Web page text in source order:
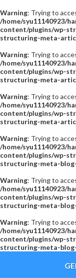
Warning: Trying to
/home/syu11140923/
content/plugins/wp-
structuring-meta-
Warning: Trying to
/home/syu11140923/
content/plugins/wp-
structuring-meta-
Warning: Trying to
/home/syu11140923/
content/plugins/wp-
structuring-meta-
Warning: Trying to
/home/syu11140923/
content/plugins/wp-
structuring-meta-
Warning: Trying to
/home/syu11140923/
content/plugins/wp-
structuring-meta-
Warning: Trying to
/home/syu11140923/
content/plugins/wp-
structuring-meta-